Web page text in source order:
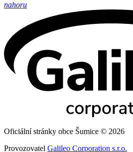
nahoru
Oficiální stránky obce Šumice © 2026
Provozovatel Galileo Corporation s.r.o.